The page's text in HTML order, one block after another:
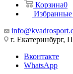
Корзина0
г. Екатеринбург,
Вконтакте
WhatsApp